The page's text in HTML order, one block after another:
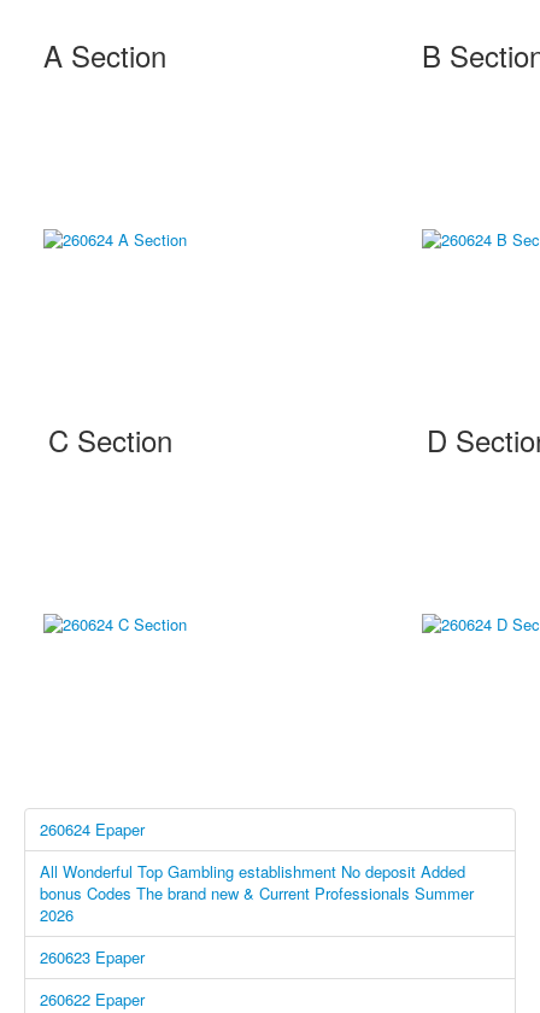
A Section B
C Section D
260624 Epaper
All Wonderful Top Gambling establishment No deposit Added
bonus Codes The brand new & Current Professionals Summer
2026
260623 Epaper
260622 Epaper